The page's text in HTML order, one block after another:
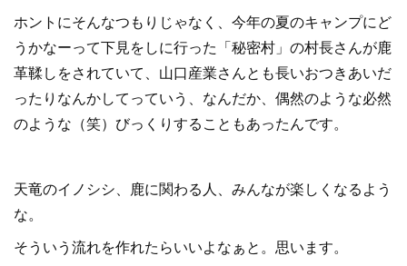
ホントにそんなつもりじゃなく、今年の夏のキャンプにど
うかなーって下見をしに行った「秘密村」の村長さんが鹿
革鞣しをされていて、山口産業さんとも長いおつきあいだ
ったりなんかしてっていう、なんだか、偶然のような必然
のような（笑）びっくりすることもあったんです。
天竜のイノシシ、鹿に関わる人、みんなが楽しくなるよう
な。
そういう流れを作れたらいいよなぁと。思います。